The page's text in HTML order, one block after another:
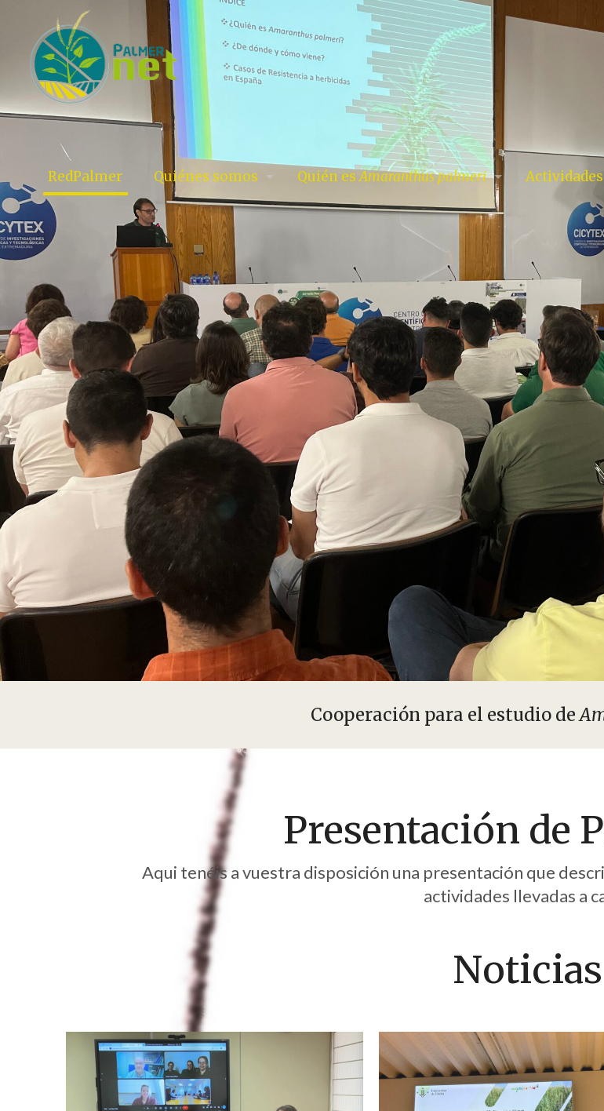
RedPalmer Quiénes somos Quién esAmaranthus palmeri Actividades
Cooperación para el estudio de
Presentación de
Aqui tenéis a vuestra disposición una presentación que
actividades llevadas a
Noticias